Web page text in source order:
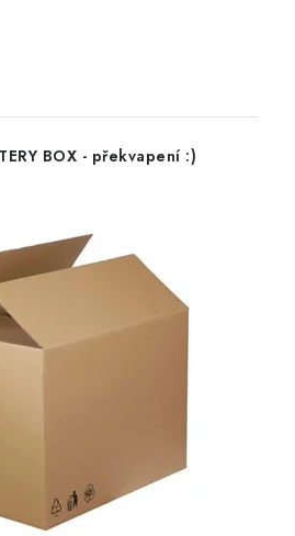
BOX - překvapení :)